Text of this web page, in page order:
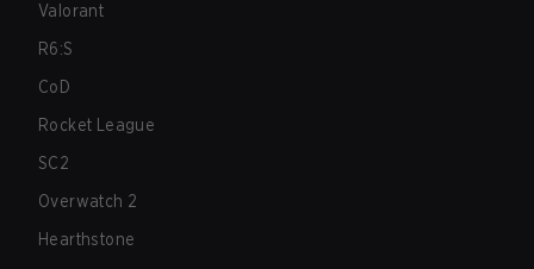
Valorant
R6:S
CoD
Rocket League
SC2
Overwatch 2
Hearthstone